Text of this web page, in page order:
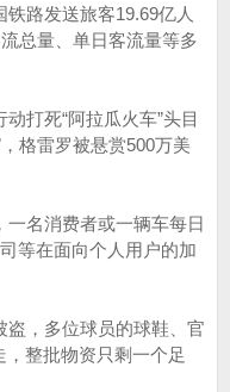
路发送旅客19.69亿人
总量、单日客流量等多
打死“阿拉瓜火车”头目
格雷罗被悬赏500万美
一名消费者或一辆车每日
等在面向个人用户的加
盗，多位球员的球鞋、官
整批物资只剩一个足